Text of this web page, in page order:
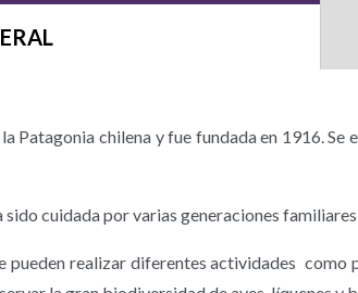
Patagonia chilena y fue fundada en 1916.
cuidada por varias generaciones
pueden realizar diferentes actividades como